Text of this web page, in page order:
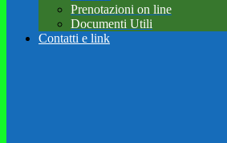
Prenotazioni on line
Documenti Utili
Contatti e link